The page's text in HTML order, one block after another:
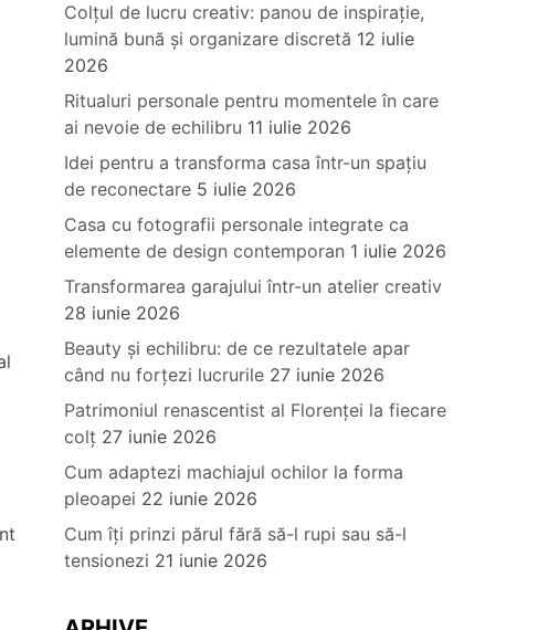
Colțul de lucru creativ: panou de inspirație,
lumină bună și organizare discretă 12 iulie
2026
Ritualuri personale pentru momentele în care
ai nevoie de echilibru 11 iulie 2026
Idei pentru a transforma casa într-un spațiu
de reconectare 5 iulie 2026
Casa cu fotografii personale integrate ca
elemente de design contemporan 1 iulie 2026
Transformarea garajului într-un atelier creativ
28 iunie 2026
Beauty și echilibru: de ce rezultatele apar
când nu forțezi lucrurile 27 iunie 2026
Patrimoniul renascentist al Florenței la fiecare
colț 27 iunie 2026
Cum adaptezi machiajul ochilor la forma
pleoapei 22 iunie 2026
Cum îți prinzi părul fără să-l rupi sau să-l
tensionezi 21 iunie 2026